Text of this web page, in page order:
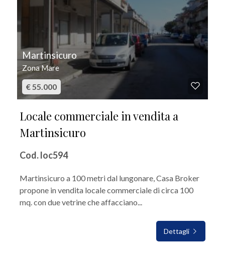
Martinsicuro
Zona Mare
€ 55.000
Locale commerciale in vendita a
Martinsicuro
Cod. loc594
Martinsicuro a 100 metri dal lungonare, Casa Broker
propone in vendita locale commerciale di circa 100
mq. con due vetrine che affacciano...
Dettagli
Nuova costruzione